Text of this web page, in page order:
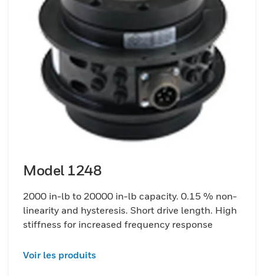
Model 1248
2000 in-lb to 20000 in-lb capacity. 0.15 % non-
linearity and hysteresis. Short drive length. High
stiffness for increased frequency response
Voir les produits